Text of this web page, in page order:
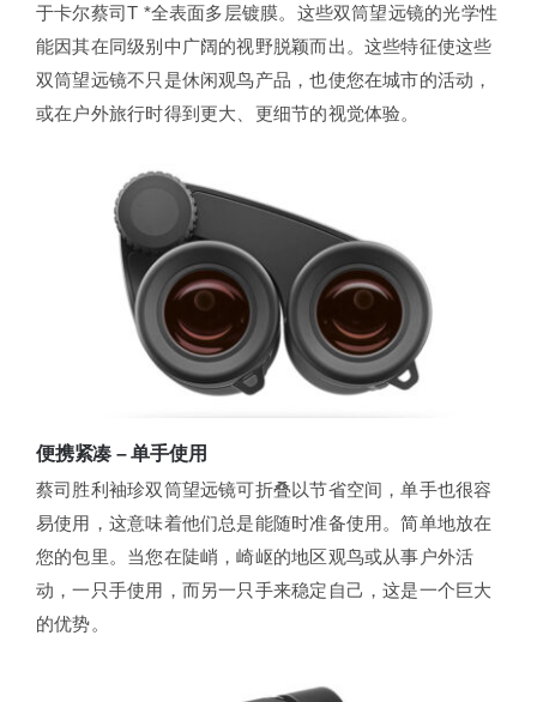
于卡尔蔡司T *全表面多层镀膜。这些双筒望远镜的光学性
能因其在同级别中广阔的视野脱颖而出。这些特征使这些
双筒望远镜不只是休闲观鸟产品，也使您在城市的活动，
或在户外旅行时得到更大、更细节的视觉体验。
便携紧凑 – 单手使用
蔡司胜利袖珍双筒望远镜可折叠以节省空间，单手也很容
易使用，这意味着他们总是能随时准备使用。简单地放在
您的包里。当您在陡峭，崎岖的地区观鸟或从事户外活
动，一只手使用，而另一只手来稳定自己，这是一个巨大
的优势。